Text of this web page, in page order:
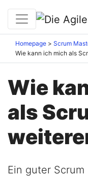
Homepage Scrum
Wie
als
Ein guter